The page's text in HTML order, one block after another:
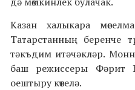
Казан халыкара
Татарстанның беренче
тәкъдим итәчәкләр.
баш режиссеры Фәрит
оештыру көтелә.